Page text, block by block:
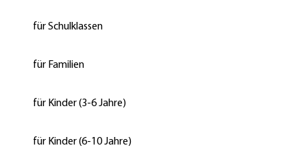
für Schulklassen
für Familien
für Kinder (3-6 Jahre)
für Kinder (6-10 Jahre)